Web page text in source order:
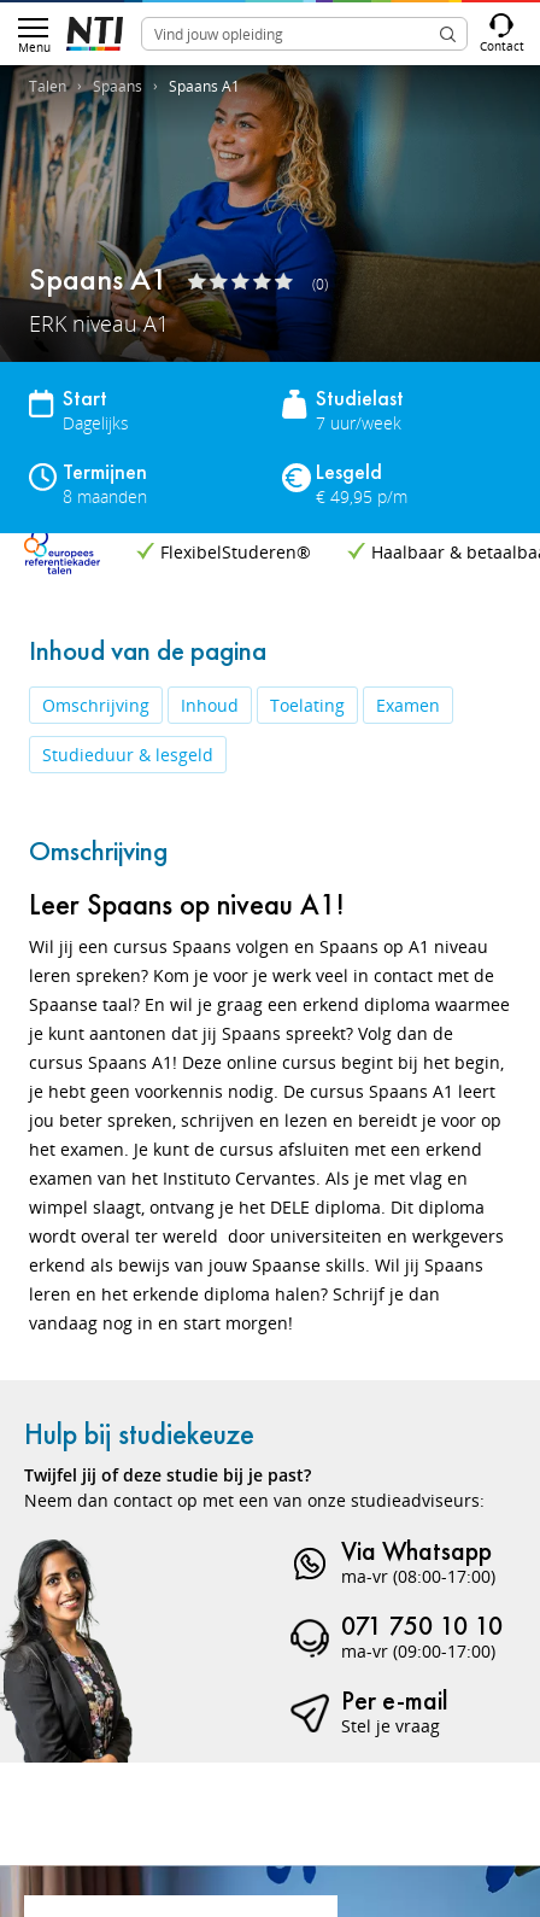
Menu Contact
Talen Spaans Spaans A1
Spaans A1 (0)
ERK niveau A1
Start
Dagelijks
Studielast
7 uur/week
Termijnen
8 maanden
Lesgeld
€ 49,95 p/m
FlexibelStuderen® Haalbaar &
Inhoud van de pagina
Omschrijving Inhoud Toelating Examen
Studieduur & lesgeld
Omschrijving
Leer Spaans op niveau A1!
Wil jij een cursus Spaans volgen en Spaans op A1 niveau
leren spreken? Kom je voor je werk veel in contact met de
Spaanse taal? En wil je graag een erkend diploma waarmee
je kunt aantonen dat jij Spaans spreekt? Volg dan de
cursus Spaans A1! Deze online cursus begint bij het begin,
je hebt geen voorkennis nodig. De cursus Spaans A1 leert
jou beter spreken, schrijven en lezen en bereidt je voor op
het examen. Je kunt de cursus afsluiten met een erkend
examen van het Instituto Cervantes. Als je met vlag en
wimpel slaagt, ontvang je het DELE diploma. Dit diploma
wordt overal ter wereld door universiteiten en werkgevers
erkend als bewijs van jouw Spaanse skills. Wil jij Spaans
leren en het erkende diploma halen? Schrijf je dan
vandaag nog in en start morgen!
Hulp bij studiekeuze
Twijfel jij of deze studie bij je past?
Neem dan contact op met een van onze studieadviseurs:
Via Whatsapp
ma-vr (08:00-17:00)
071 750 10 10
ma-vr (09:00-17:00)
Per e-mail
Stel je vraag